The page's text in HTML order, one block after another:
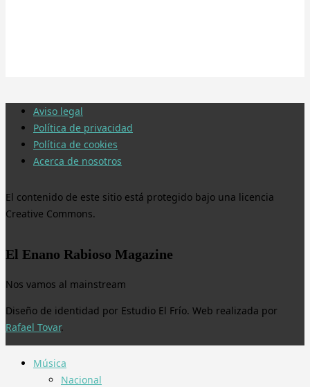
Aviso legal
Política de privacidad
Política de cookies
Acerca de nosotros
El contenido de este sitio está protegido bajo una licencia
Creative Commons.
El Enano Rabioso Magazine
Nos vamos al mainstream
Diseño de identidad por Estudio El Frío. Web realizada por
Rafael Tovar.
Música
Nacional